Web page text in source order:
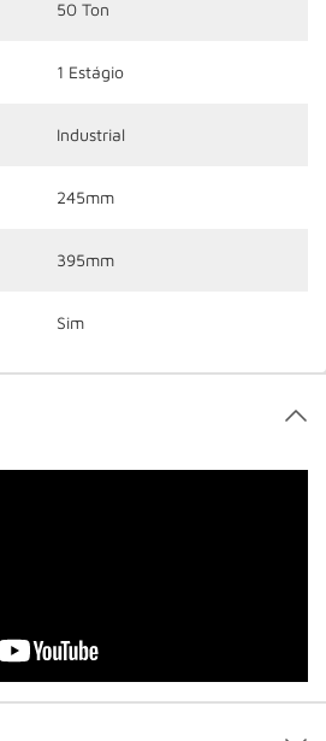
50 Ton
1 Estágio
Industrial
245mm
395mm
Sim